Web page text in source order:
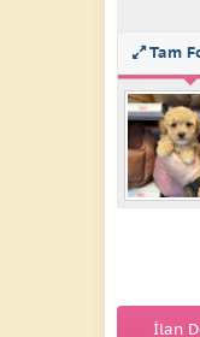
Tam
İlan